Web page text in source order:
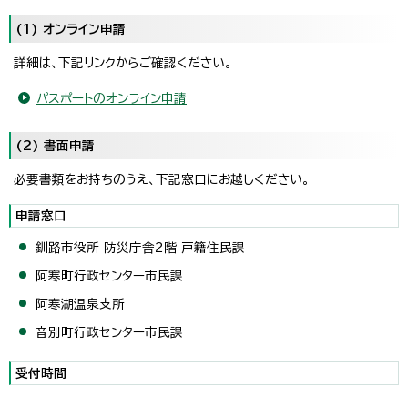
(1) オンライン申請
詳細は、下記リンクからご確認ください。
パスポートのオンライン申請
(2) 書面申請
必要書類をお持ちのうえ、下記窓口にお越しください。
申請窓口
釧路市役所 防災庁舎2階 戸籍住民課
阿寒町行政センター市民課
阿寒湖温泉支所
音別町行政センター市民課
受付時間